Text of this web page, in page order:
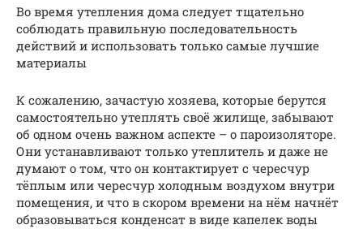
Во время утепления дома следует тщательно
соблюдать правильную последовательность
действий и использовать только самые лучшие
материалы
К сожалению, зачастую хозяева, которые берутся
самостоятельно утеплять своё жилище, забывают
об одном очень важном аспекте – о пароизоляторе.
Они устанавливают только утеплитель и даже не
думают о том, что он контактирует с чересчур
тёплым или чересчур холодным воздухом внутри
помещения, и что в скором времени на нём начнёт
образовываться конденсат в виде капелек воды